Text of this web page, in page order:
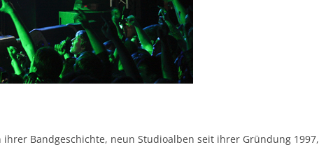
Bandgeschichte, neun Studioalben seit ihrer Gründung 1997,